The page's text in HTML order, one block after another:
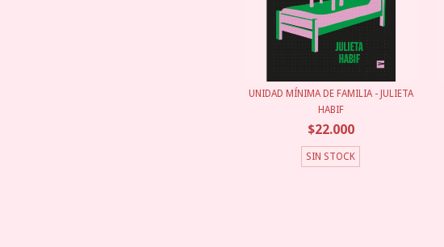
UNIDAD MÍNIMA DE FAMILIA - JULIETA
HABIF
$22.000
SIN STOCK